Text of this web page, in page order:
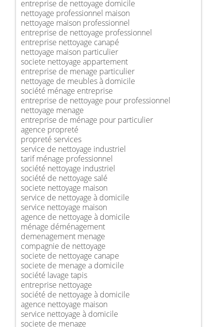
entreprise de nettoyage domicile
nettoyage professionnel maison
nettoyage maison professionnel
entreprise de nettoyage professionnel
entreprise nettoyage canapé
nettoyage maison particulier
societe nettoyage appartement
entreprise de menage particulier
nettoyage de meubles à domicile
société ménage entreprise
entreprise de nettoyage pour professionnel
nettoyage menage
entreprise de ménage pour particulier
agence propreté
propreté services
service de nettoyage industriel
tarif ménage professionnel
société nettoyage industriel
société de nettoyage salé
societe nettoyage maison
service de nettoyage à domicile
service nettoyage maison
agence de nettoyage à domicile
ménage déménagement
demenagement menage
compagnie de nettoyage
societe de nettoyage canape
societe de menage a domicile
société lavage tapis
entreprise nettoyage
société de nettoyage à domicile
agence nettoyage maison
service nettoyage à domicile
societe de menage